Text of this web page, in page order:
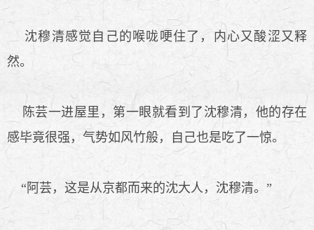
沈穆清感觉自己的喉咙哽住了，内心又酸涩又释
然。
陈芸一进屋里，第一眼就看到了沈穆清，他的存在
感毕竟很强，气势如风竹般，自己也是吃了一惊。
“阿芸，这是从京都而来的沈大人，沈穆清。”